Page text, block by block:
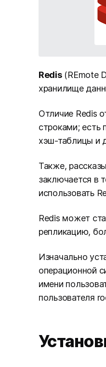
Redis(REmote
хранилище
Отличие Redis
строками; есть
хэш-таблицы и
Также,
заключается в
использовать
Redis может
репликацию,
Изначально
операционной
имени
пользователя